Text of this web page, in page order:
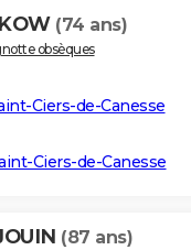
(74 ans)
obsèques
Ciers-de-Canesse
Ciers-de-Canesse
(87 ans)